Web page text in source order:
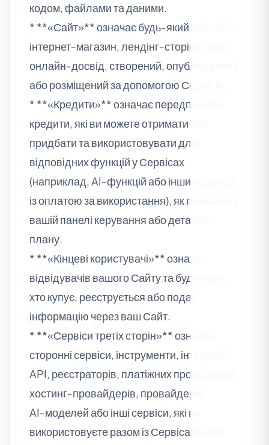
кодом, файлами та даними.
* **«Сайт»** означає будь‑який вебсайт,
інтернет‑магазин, лендінг‑сторінку або
онлайн‑досвід, створений, опублікований
або розміщений за допомогою Сервісів.
* **«Кредити»** означає передплачені
кредити, які ви можете отримати або
придбати та використовувати для
відповідних функцій у Сервісах
(наприклад, AI‑функцій або інших функцій
із оплатою за використання), як показано у
вашій панелі керування або деталях
плану.
* **«Кінцеві користувачі»** означає
відвідувачів вашого Сайту та будь‑кого,
хто купує, реєструється або подає
інформацію через ваш Сайт.
* **«Сервіси третіх сторін»** означає
сторонні сервіси, інструменти, інтеграції,
API, реєстраторів, платіжних провайдерів,
хостинг‑провайдерів, провайдерів
AI‑моделей або інші сервіси, які ви
використовуєте разом із Сервісами або